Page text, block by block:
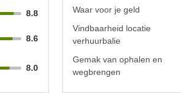
8.8
8.6
8.0
Waar voor je geld
Vindbaarheid locatie
verhuurbalie
Gemak van ophalen en
wegbrengen